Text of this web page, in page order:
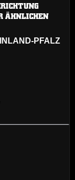
ÄHNLICHEN
PFALZ